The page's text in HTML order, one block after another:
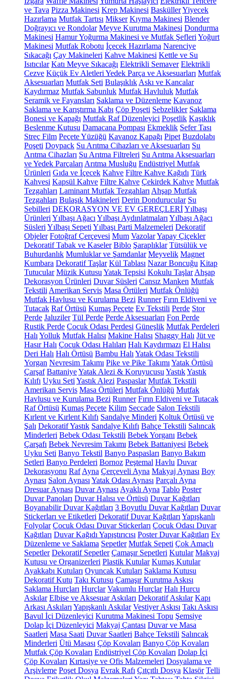
ve Tava Pizza Makinesi Krep Makinesi BasküllerYiyecek
Hazırlama Mutfak Tartısı Mikser Kıyma Makinesi Blender
Doğrayıcı ve Rondolar Meyve Kurutma Makinesi Dondurma
Makinesi Hamur Yoğurma Makinesi ve Mutfak Şefleri Yoğurt
Makinesi Mutfak Robotu İçecek Hazırlama Narenciye
Sıkacağı Çay Makineleri Kahve Makinesi Kettle ve Su
Isıtıcılar Katı Meyve Sıkacağı Elektrikli Semaver Elektrikli
Cezve Küçük Ev Aletleri Yedek Parça ve Aksesuarları Mutfak
Aksesuarları Mutfak Seti Bulaşıklık Askı ve Kancalar
Kaydırmaz Mutfak Sabunluk Mutfak Havluluk Mutfak
Seramik ve Fayansları Saklama ve Düzenleme Kavanoz
Saklama ve Karıştırma Kabı Çöp Poşeti Sebzelikler Saklama
Bonesi ve Kapağı Mutfak Raf Düzenleyici Poşetlik Kaşıklık
Beslenme Kutusu Damacana Pompası Ekmeklik Sefer Tası
Streç Film Peçete Yüzüğü Kavanoz Kapağı Pipet Buzdolabı
Poşeti Doypack Su Arıtma Cihazları ve Aksesuarları Su
Arıtma Cihazları Su Arıtma Filtreleri Su Arıtma Aksesuarları
ve Yedek Parçaları Arıtma Musluğu Endüstriyel Mutfak
Ürünleri Gıda ve İçecek Kahve Filtre Kahve Kağıdı Türk
Kahvesi Kapsül Kahve Filtre Kahve Çekirdek Kahve Mutfak
Tezgahları Laminant Mutfak Tezgahları Ahşap Mutfak
Tezgahları Bulaşık Makineleri Derin Dondurucular Su
Sebilleri DEKORASYON VE EV GEREÇLERİYılbaşı
Ürünleri Yılbaşı Ağacı Yılbaşı Aydınlatmaları Yılbaşı Ağacı
Süsleri Yılbaşı Sepeti Yılbaşı Parti Malzemeleri Dekoratif
Objeler Fotoğraf Çerçevesi Mum VazolarYapay Çiçekler
Dekoratif Tabak ve Kaseler Biblo Şaraplıklar Tütsülük ve
Buhurdanlık Mumluklar ve Şamdanlar Meyvelik Magnet
Kumbara Dekoratif Taşlar Kül Tablası Nazar Boncuğu Kitap
Tutucular Müzik Kutusu Yatak Tepsisi Kokulu Taşlar Ahşap
Dekorasyon Ürünleri Duvar Süsleri Cansız Manken Mutfak
Tekstili Amerikan Servis Masa Örtüleri Mutfak Önlüğü
Mutfak Havlusu ve Kurulama Bezi Runner Fırın Eldiveni ve
Tutacak Raf Örtüsü Kumaş Peçete Ev Tekstili Perde Stor
Perde Jaluziler Tül Perde Perde Aksesuarları Fon Perde
Rustik Perde Çocuk Odası Perdesi Güneşlik Mutfak Perdeleri
Halı Yolluk Mutfak Halısı Makine Halısı Shaggy Halı Jüt ve
Hasır Halı Çocuk Odası Halıları Halı Kaydırmazı El Halısı
Deri Halı Halı Örtüsü Bambu Halı Yatak Odası Tekstili
Yorgan Nevresim Takımı Pike ve Pike Takımı Yatak Örtüsü
Çarşaf BattaniyeYatak Alezi & Koruyucusu YastıkYastık
Kılıfı Uyku Seti Yastık Alezi Paspaslar Mutfak Tekstili
Amerikan Servis Masa Örtüleri Mutfak Önlüğü Mutfak
Havlusu ve Kurulama Bezi Runner Fırın Eldiveni ve Tutacak
Raf Örtüsü Kumaş Peçete Kilim Seccade Salon Tekstili
Kırlent ve Kırlent Kılıfı Sandalye Minderi Koltuk Örtüsü ve
Şalı Dekoratif Yastık Sandalye Kılıfı Bahçe Tekstili Salıncak
Minderleri Bebek Odası Tekstili Bebek Yorganı Bebek
Çarşafı Bebek Nevresim Takımı Bebek Battaniyesi Bebek
Uyku Seti Banyo Tekstil Banyo Paspasları Banyo Bakım
Setleri Banyo Perdeleri Bornoz Peştemal Havlu Duvar
Dekorasyonu Raf Ayna Çerçeveli Ayna Makyaj Aynası Boy
Aynası Salon Aynası Yatak Odası Aynası Parçalı Ayna
Dresuar Aynası Duvar Aynası Ayaklı Ayna Tablo Poster
Duvar Panoları Duvar Halısı ve Örtüsü Duvar Kağıtları
Boyanabilir Duvar Kağıtları 3 Boyutlu Duvar Kağıtları Duvar
Stickerları ve Etiketleri Dekoratif Duvar Kağıtları Yapışkanlı
Folyolar Çocuk Odası Duvar Stickerları Çocuk Odası Duvar
Kağıtları Duvar Kağıdı Yapıştırıcısı Poster Duvar Kağıtları Ev
Düzenleme ve Saklama Sepetler Mutfak Sepeti Çok Amaçlı
Sepetler Dekoratif Sepetler Çamaşır Sepetleri Kutular Makyaj
Kutusu ve Organizerleri Plastik Kutular Kumaş Kutular
Ayakkabı Kutuları Oyuncak Kutuları Saklama Kutusu
Dekoratif Kutu Takı Kutusu Çamaşır Kurutma Askısı
Saklama Hurçları Hurçlar Vakumlu Hurçlar Halı Hurcu
Askılar Elbise ve Aksesuar Askıları Dekoratif Askılar Kapı
Arkası Askıları Yapışkanlı Askılar Vestiyer Askısı Takı Askısı
Bavul İçi Düzenleyici Kurutma Makinesi Topu Şemsiye
Dolap İçi Düzenleyici Makyaj Çantası Duvar ve Masa
Saatleri Masa Saati Duvar Saatleri Bahçe Tekstili Salıncak
Minderleri Ütü Masası Çöp Kovaları Banyo Çöp Kovaları
Mutfak Çöp Kovaları Endüstriyel Çöp Kovaları Dolap İçi
Çöp Kovaları Kırtasiye ve Ofis Malzemeleri Dosyalama ve
Arşivleme Poşet Dosya Evrak Rafı Çıtçıtlı Dosya Klasör Telli